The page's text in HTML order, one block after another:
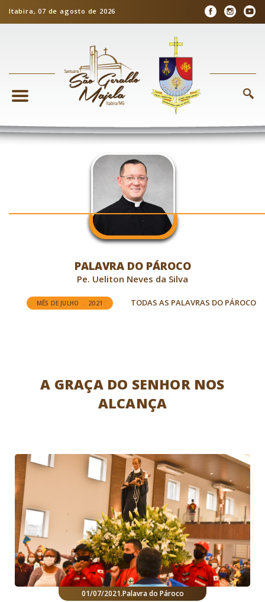
Itabira, 07 de agosto de 2026
PALAVRA DO PÁROCO
Pe. Ueliton Neves da Silva
MÊS DE JULHO . 2021 TODAS AS PALAVRAS DO PÁROCO
A GRAÇA DO SENHOR NOS
ALCANÇA
01/07/2021.Palavra do Pároco